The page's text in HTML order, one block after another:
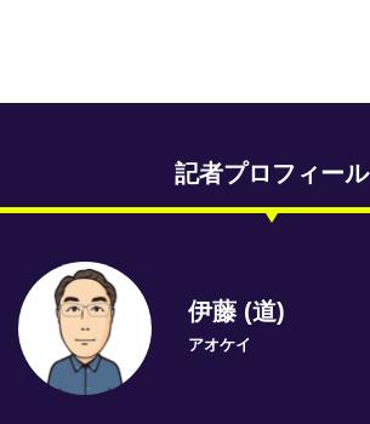
トリマクリオリジナル予想
トリマクリコラム
記者プロフィール
伊藤 (道)
アオケイ